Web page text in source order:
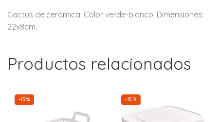
Cactus de cerámica. Color verde-blanco. Dimensiones:
22x8cm.
Productos relacionados
-15% -15%